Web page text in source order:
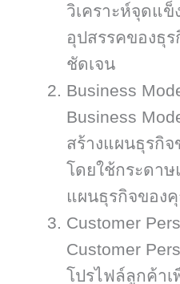
วิเคราะห์จุดแ
อุปสรรคของธุ
ชัดเจน
Business
Business
สร้างแผนธุรกิจ
โดยใช้กระดาษ
แผนธุรกิจของ
Customer
Customer
โปรไฟล์ลูกค้าเ